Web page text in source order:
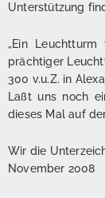
Unterstützung
„Ein
prächtiger
300 v.u.Z. in
Laßt uns noch
dieses Mal auf
Wir die
November 2008